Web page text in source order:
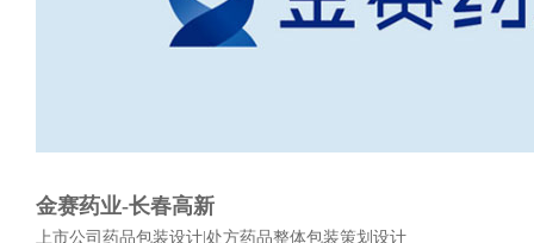
金赛药业-长春高新
上市公司药品包装设计|处方药品整体包装策划设计